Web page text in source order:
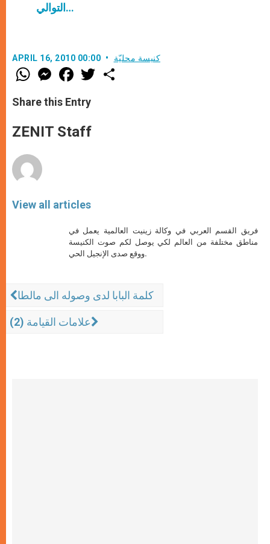
التوالي…
APRIL 16, 2010 00:00 كنيسة محليّة
W
h
t
s
p
p
M
e
s
e
g
e
F
a
e
b
o
k
w
Share this Entry
ZENIT Staff
View all articles
فريق القسم العربي في وكالة زينيت العالمية يعمل في
مناطق مختلفة من العالم لكي يوصل لكم صوت الكنيسة
ووقع صدى الإنجيل الحي.
كلمة البابا لدى وصوله الى مالطا
علامات القيامة (2)